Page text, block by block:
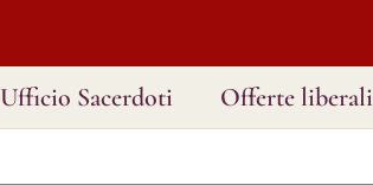
Ufficio Sacerdoti Offerte liberali